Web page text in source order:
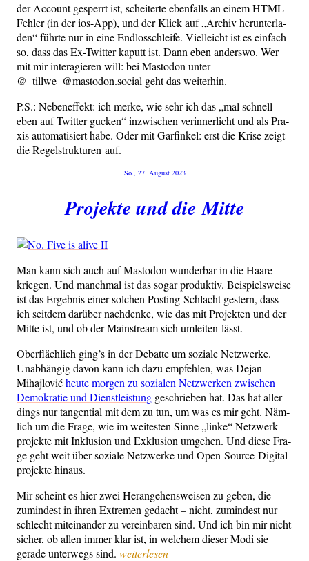
der Account gesperrt ist, schei­ter­te eben­falls an einem HTML-
Feh­ler (in der ios-App), und der Klick auf „Archiv her­un­ter­la­
den“ führ­te nur in eine End­los­schlei­fe. Viel­leicht ist es ein­fach
so, dass das Ex-Twit­ter kaputt ist. Dann eben anders­wo. Wer
mit mir inter­agie­ren will: bei Mast­o­don unter
@_tillwe_@mastodon.social geht das weiterhin.
P.S.: Neben­ef­fekt: ich mer­ke, wie sehr ich das „mal schnell
eben auf Twit­ter gucken“ inzwi­schen ver­in­ner­licht und als Pra­
xis auto­ma­ti­siert habe. Oder mit Gar­fin­kel: erst die Kri­se zeigt
die Regel­struk­tu­ren auf.
Veröffentlicht
So., 27. August 2023
Projekte und die Mitte
Man kann sich auch auf Mast­o­don wun­der­bar in die Haa­re
krie­gen. Und manch­mal ist das sogar pro­duk­tiv. Bei­spiels­wei­se
ist das Ergeb­nis einer sol­chen Pos­ting-Schlacht ges­tern, dass
ich seit­dem dar­über nach­den­ke, wie das mit Pro­jek­ten und der
Mit­te ist, und ob der Main­stream sich umlei­ten lässt.
Ober­fläch­lich ging’s in der Debat­te um sozia­le Netz­wer­ke.
Unab­hän­gig davon kann ich dazu emp­feh­len, was Dejan
Miha­j­lo­vićheu­te mor­gen zu sozia­len Netz­wer­ken zwi­schen
Demo­kra­tie und Dienst­leis­tung geschrie­ben hat. Das hat aller­
dings nur tan­gen­ti­al mit dem zu tun, um was es mir geht. Näm­
lich um die Fra­ge, wie im wei­tes­ten Sin­ne „lin­ke“ Netz­werk­
pro­jek­te mit Inklu­si­on und Exklu­si­on umge­hen. Und die­se Fra­
ge geht weit über sozia­le Netz­wer­ke und Open-Source-Digi­tal­
pro­jek­te hinaus.
Mir scheint es hier zwei Her­an­ge­hens­wei­sen zu geben, die –
zumin­dest in ihren Extre­men gedacht – nicht, zumin­dest nur
schlecht mit­ein­an­der zu ver­ein­ba­ren sind. Und ich bin mir nicht
sicher, ob allen immer klar ist, in wel­chem die­ser Modi sie
gera­de unter­wegs sind. „Pro­
weiterlesen